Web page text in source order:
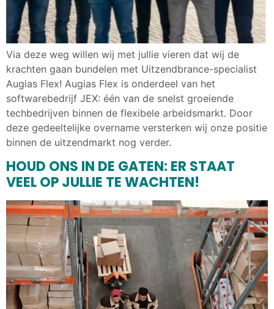
Via deze weg willen wij met jullie vieren dat wij de
krachten gaan bundelen met Uitzendbrance-specialist
Augias Flex! Augias Flex is onderdeel van het
softwarebedrijf JEX: één van de snelst groeiende
techbedrijven binnen de flexibele arbeidsmarkt. Door
deze gedeeltelijke overname versterken wij onze positie
binnen de uitzendmarkt nog verder.
HOUD ONS IN DE GATEN: ER STAAT
VEEL OP JULLIE TE WACHTEN!